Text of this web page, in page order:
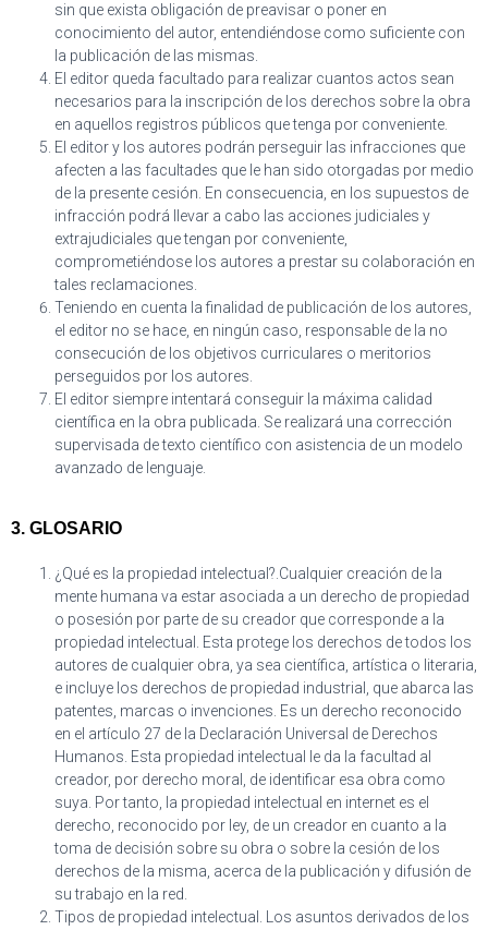
sin que exista obligación de preavisar o poner en
conocimiento del autor, entendiéndose como suficiente con
la publicación de las mismas.
El editor queda facultado para realizar cuantos actos sean
necesarios para la inscripción de los derechos sobre la obra
en aquellos registros públicos que tenga por conveniente.
El editor y los autores podrán perseguir las infracciones que
afecten a las facultades que le han sido otorgadas por medio
de la presente cesión. En consecuencia, en los supuestos de
infracción podrá llevar a cabo las acciones judiciales y
extrajudiciales que tengan por conveniente,
comprometiéndose los autores a prestar su colaboración en
tales reclamaciones.
Teniendo en cuenta la finalidad de publicación de los autores,
el editor no se hace, en ningún caso, responsable de la no
consecución de los objetivos curriculares o meritorios
perseguidos por los autores.
El editor siempre intentará conseguir la máxima calidad
científica en la obra publicada. Se realizará una corrección
supervisada de texto científico con asistencia de un modelo
avanzado de lenguaje.
3. GLOSARIO
¿Qué es la propiedad intelectual?.Cualquier creación de la
mente humana va estar asociada a un derecho de propiedad
o posesión por parte de su creador que corresponde a la
propiedad intelectual. Esta protege los derechos de todos los
autores de cualquier obra, ya sea científica, artística o literaria,
e incluye los derechos de propiedad industrial, que abarca las
patentes, marcas o invenciones. Es un derecho reconocido
en el artículo 27 de la Declaración Universal de Derechos
Humanos. Esta propiedad intelectual le da la facultad al
creador, por derecho moral, de identificar esa obra como
suya. Por tanto, la propiedad intelectual en internet es el
derecho, reconocido por ley, de un creador en cuanto a la
toma de decisión sobre su obra o sobre la cesión de los
derechos de la misma, acerca de la publicación y difusión de
su trabajo en la red.
Tipos de propiedad intelectual. Los asuntos derivados de los